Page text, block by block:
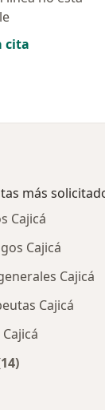
cita
más
Cajicá
Cajicá
Cajicá
Cajicá